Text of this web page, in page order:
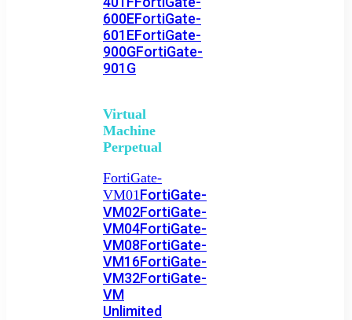
600EFortiGate-
601EFortiGate-
900GFortiGate-
901G
Virtual
Machine
Perpetual
FortiGate-
VM01FortiGate-
VM02FortiGate-
VM04FortiGate-
VM08FortiGate-
VM16FortiGate-
VM32FortiGate-
VM
Unlimited